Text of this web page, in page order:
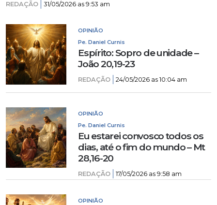
REDAÇÃO 31/05/2026 as 9:53 am
OPINIÃO
Pe. Daniel Curnis
Espírito: Sopro de unidade –
João 20,19-23
REDAÇÃO 24/05/2026 as 10:04 am
OPINIÃO
Pe. Daniel Curnis
Eu estarei convosco todos os
dias, até o fim do mundo – Mt
28,16-20
REDAÇÃO 17/05/2026 as 9:58 am
OPINIÃO